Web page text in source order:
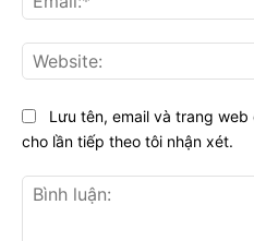
Lưu tên, email và trang
cho lần tiếp theo tôi nhận xét.